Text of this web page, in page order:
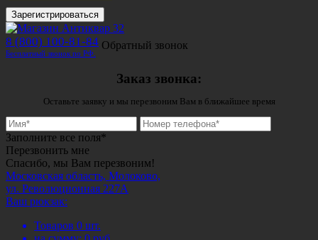
Зарегистрироваться
8 (800) 100-81-84
Бесплатный звонок по РФ.
Обратный звонок
Заказ звонка:
Оставьте заявку и мы перезвоним Вам в ближайшее время
Заполните все поля*
Перезвонить мне
Спасибо, мы Вам перезвоним!
Московская область, Молоково,
ул. Революционная 227А
Ваш рюкзак:
Товаров 0 шт.